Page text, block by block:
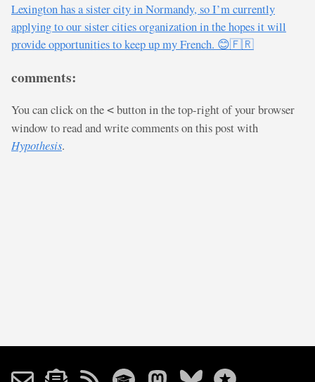
Lexington has a sister city in Normandy, so I’m currently
applying to our sister cities organization in the hopes it will
provide opportunities to keep up my French. 😊🇫🇷
comments:
You can click on the < button in the top-right of your browser
window to read and write comments on this post with
Hypothesis.